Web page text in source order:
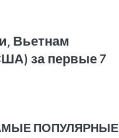
Вьетнам
за первые 7
ПОПУЛЯРНЫЕ